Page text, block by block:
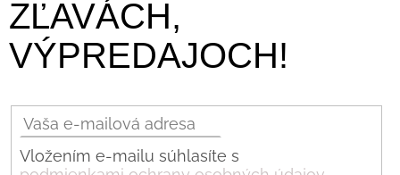
ZĽAVÁCH,
VÝPREDAJOCH!
Vložením e-mailu súhlasíte s